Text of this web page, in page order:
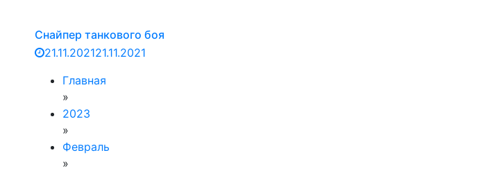
Снайпер танкового боя
21.11.202121.11.2021
Главная
»
2023
»
Февраль
»